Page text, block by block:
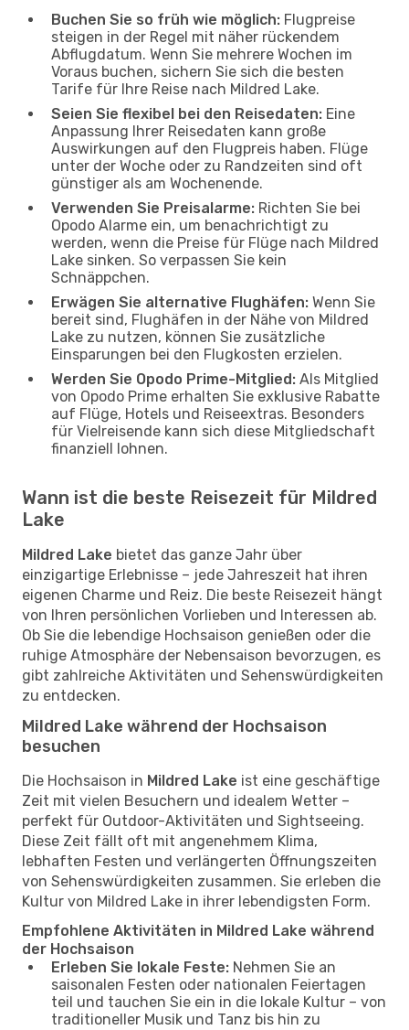
Buchen Sie so früh wie möglich: Flugpreise
steigen in der Regel mit näher rückendem
Abflugdatum. Wenn Sie mehrere Wochen im
Voraus buchen, sichern Sie sich die besten
Tarife für Ihre Reise nach Mildred Lake.
Seien Sie flexibel bei den Reisedaten: Eine
Anpassung Ihrer Reisedaten kann große
Auswirkungen auf den Flugpreis haben. Flüge
unter der Woche oder zu Randzeiten sind oft
günstiger als am Wochenende.
Verwenden Sie Preisalarme: Richten Sie bei
Opodo Alarme ein, um benachrichtigt zu
werden, wenn die Preise für Flüge nach Mildred
Lake sinken. So verpassen Sie kein
Schnäppchen.
Erwägen Sie alternative Flughäfen: Wenn Sie
bereit sind, Flughäfen in der Nähe von Mildred
Lake zu nutzen, können Sie zusätzliche
Einsparungen bei den Flugkosten erzielen.
Werden Sie Opodo Prime-Mitglied: Als Mitglied
von Opodo Prime erhalten Sie exklusive Rabatte
auf Flüge, Hotels und Reiseextras. Besonders
für Vielreisende kann sich diese Mitgliedschaft
finanziell lohnen.
Wann ist die beste Reisezeit für Mildred
Lake
Mildred Lake bietet das ganze Jahr über
einzigartige Erlebnisse – jede Jahreszeit hat ihren
eigenen Charme und Reiz. Die beste Reisezeit hängt
von Ihren persönlichen Vorlieben und Interessen ab.
Ob Sie die lebendige Hochsaison genießen oder die
ruhige Atmosphäre der Nebensaison bevorzugen, es
gibt zahlreiche Aktivitäten und Sehenswürdigkeiten
zu entdecken.
Mildred Lake während der Hochsaison
besuchen
Die Hochsaison in Mildred Lake ist eine geschäftige
Zeit mit vielen Besuchern und idealem Wetter –
perfekt für Outdoor-Aktivitäten und Sightseeing.
Diese Zeit fällt oft mit angenehmem Klima,
lebhaften Festen und verlängerten Öffnungszeiten
von Sehenswürdigkeiten zusammen. Sie erleben die
Kultur von Mildred Lake in ihrer lebendigsten Form.
Empfohlene Aktivitäten in Mildred Lake während
der Hochsaison
Erleben Sie lokale Feste: Nehmen Sie an
saisonalen Festen oder nationalen Feiertagen
teil und tauchen Sie ein in die lokale Kultur – von
traditioneller Musik und Tanz bis hin zu